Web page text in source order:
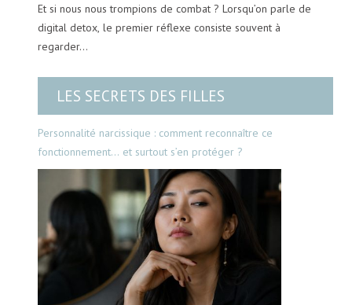
Et si nous nous trompions de combat ? Lorsqu’on parle de
digital detox, le premier réflexe consiste souvent à
regarder…
LES SECRETS DES FILLES
Personnalité narcissique : comment reconnaître ce
fonctionnement… et surtout s’en protéger ?